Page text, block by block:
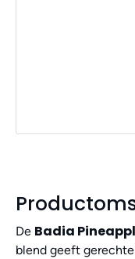
De Badia
blend geeft